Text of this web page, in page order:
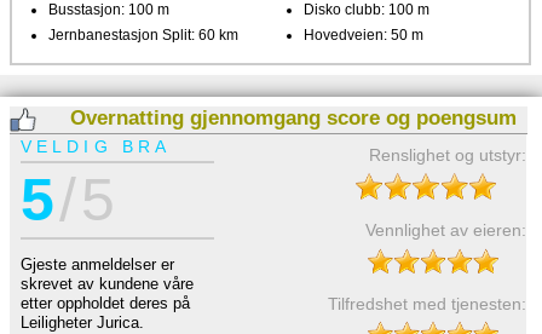
Busstasjon: 100 m
Jernbanestasjon Split: 60 km
Disko clubb: 100 m
Hovedveien: 50 m
Overnatting gjennomgang score og poengsum
VELDIG BRA
5/ 5
Gjeste anmeldelser er
skrevet av kundene våre
etter oppholdet deres på
Leiligheter Jurica.
Renslighet og utstyr:
Vennlighet av eieren:
Tilfredshet med tjenesten: